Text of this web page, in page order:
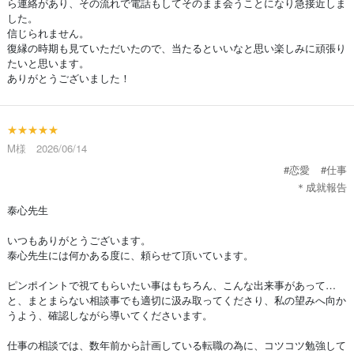
ら連絡があり、その流れで電話もしてそのまま会うことになり急接近しま
した。
信じられません。
復縁の時期も見ていただいたので、当たるといいなと思い楽しみに頑張り
たいと思います。
ありがとうございました！
★★★★★
M様 2026/06/14
#恋愛
#仕事
＊成就報告
泰心先生
いつもありがとうございます。
泰心先生には何かある度に、頼らせて頂いています。
ピンポイントで視てもらいたい事はもちろん、こんな出来事があって…
と、まとまらない相談事でも適切に汲み取ってくださり、私の望みへ向か
うよう、確認しながら導いてくださいます。
仕事の相談では、数年前から計画している転職の為に、コツコツ勉強して